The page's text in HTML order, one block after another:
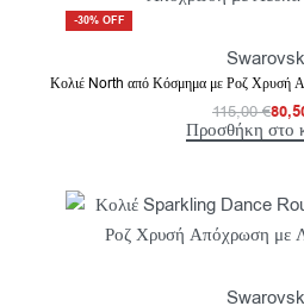
-30% OFF
Κολιέ North από Κόσμημα με Ροζ Χρυσή
115,00€
Προσθήκη στο